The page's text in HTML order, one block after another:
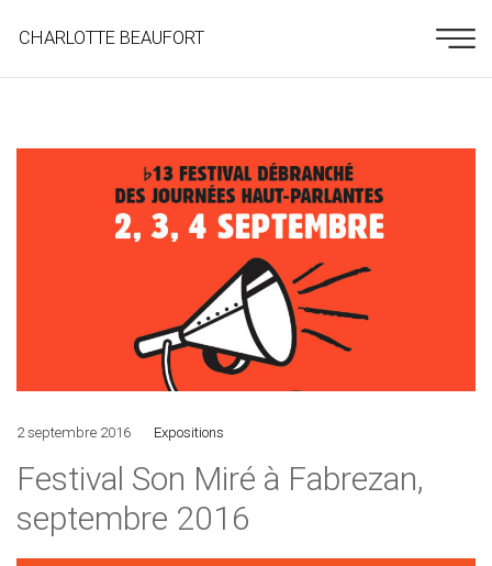
CHARLOTTE BEAUFORT
2 septembre 2016 Expositions
Festival Son Miré à Fabrezan,
septembre 2016